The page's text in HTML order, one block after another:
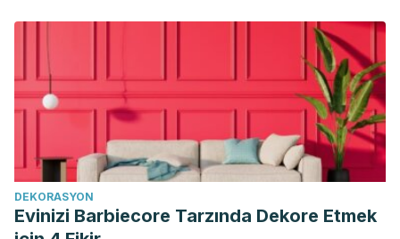
DEKORASYON
Evinizi Barbiecore Tarzında Dekore Etmek